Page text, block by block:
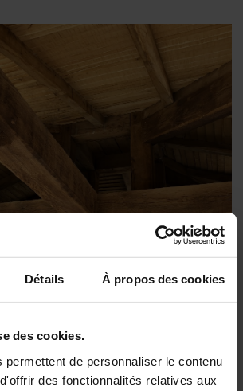
Détails À propos des cookies
des cookies.
permettent de personnaliser le contenu
des fonctionnalités relatives aux
: pourquoi choisir des
pour vos projets de